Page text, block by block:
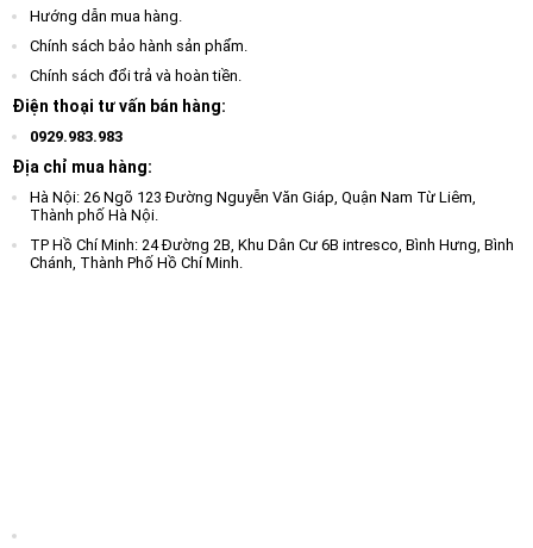
Hướng dẫn mua hàng.
Chính sách bảo hành sản phẩm.
Chính sách đổi trả và hoàn tiền.
Điện thoại tư vấn bán hàng:
0929.983.983
Địa chỉ mua hàng:
Hà Nội: 26 Ngõ 123 Đường Nguyễn Văn Giáp, Quận Nam Từ Liêm,
Thành phố Hà Nội.
TP Hồ Chí Minh: 24 Đường 2B, Khu Dân Cư 6B intresco, Bình Hưng, Bình
Chánh, Thành Phố Hồ Chí Minh.